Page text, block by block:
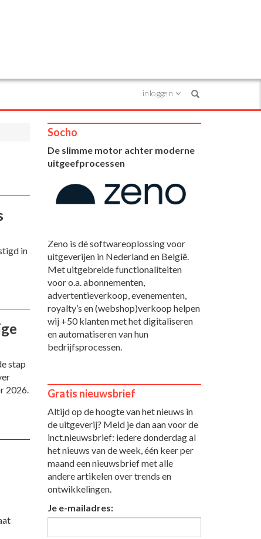
inloggen
in
stap
2026.
Socho
De slimme motor achter moderne
uitgeefprocessen
Zeno is dé softwareoplossing voor
uitgeverijen in Nederland en België.
Met uitgebreide functionaliteiten
voor o.a. abonnementen,
advertentieverkoop, evenementen,
royalty’s en (webshop)verkoop helpen
wij +50 klanten met het digitaliseren
en automatiseren van hun
bedrijfsprocessen.
Gratis nieuwsbrief
Altijd op de hoogte van het nieuws in
de uitgeverij? Meld je dan aan voor de
inct.nieuwsbrief: iedere donderdag al
het nieuws van de week, één keer per
maand een nieuwsbrief met alle
andere artikelen over trends en
ontwikkelingen.
Je e-mailadres: